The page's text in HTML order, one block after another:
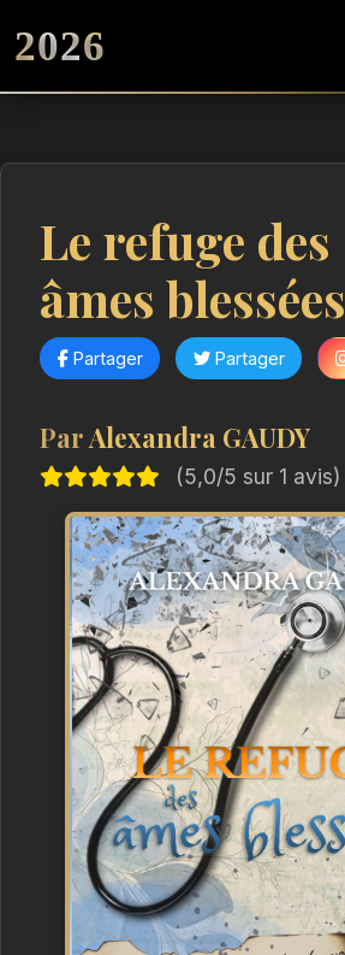
2026
Le refuge des
âmes blessées
Partager Partager
ParAlexandra GAUDY
(5,0/5 sur 1 avis)